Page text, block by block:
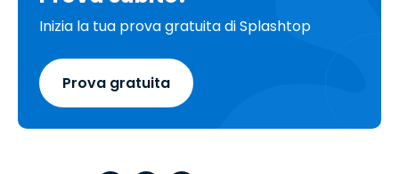
Inizia la tua prova gratuita di Splashtop
Prova gratuita